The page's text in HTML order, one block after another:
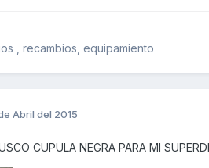
, recambios, equipamiento
Abril del 2015
CUPULA NEGRA PARA MI